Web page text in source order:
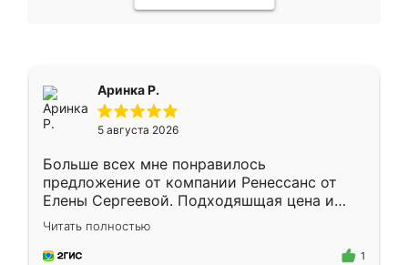
Аринка Р.
5 августа 2026
Больше всех мне понравилось
предложение от компании Ренессанс от
Елены Сергеевой. Подходяшщая цена и
короткие сроки изготовления. Приехавший
для замера сотрудник Владислав
предложил по моему эскизу самый
Читать полностью
1